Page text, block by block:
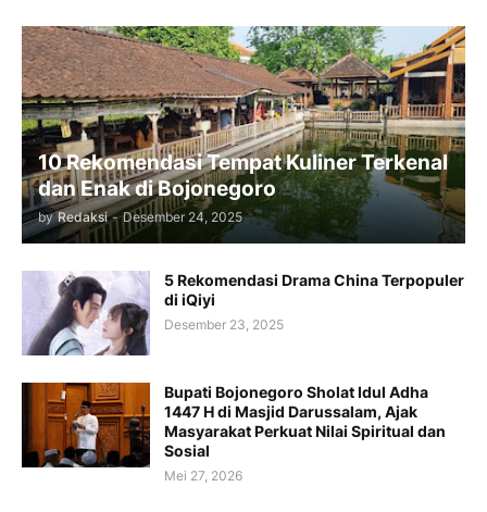
10 Rekomendasi Tempat Kuliner Terkenal
dan Enak di Bojonegoro
by Redaksi - Desember 24, 2025
5 Rekomendasi Drama China Terpopuler
di iQiyi
Desember 23, 2025
Bupati Bojonegoro Sholat Idul Adha
1447 H di Masjid Darussalam, Ajak
Masyarakat Perkuat Nilai Spiritual dan
Sosial
Mei 27, 2026